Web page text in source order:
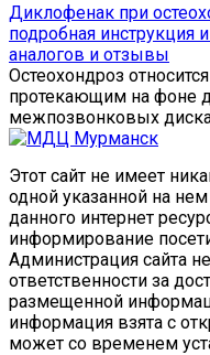
Диклофенак при
подробная инструкция
аналогов и отзывы
Остеохондроз
протекающим на фоне
межпозвонковых
Этот сайт не имеет
одной указанной на
данного интернет
информирование
Администрация сайта
ответственности за
размещенной
информация взята с
может со временем